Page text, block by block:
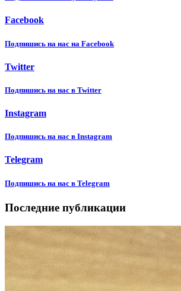
Facebook
Подпишиcь на нас на Facebook
Twitter
Подпишиcь на нас в Twitter
Instagram
Подпишиcь на нас в Instagram
Telegram
Подпишиcь на нас в Telegram
Последние публикации